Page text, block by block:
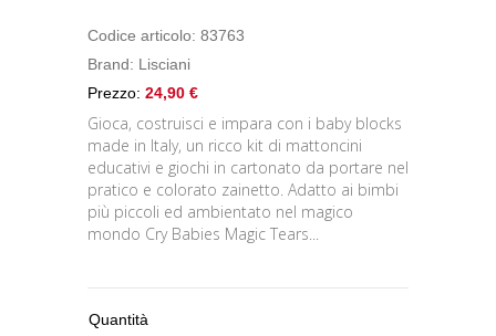
Codice articolo: 83763
Brand: Lisciani
Prezzo: 24,90 €
Gioca, costruisci e impara con i baby blocks
made in Italy, un ricco kit di mattoncini
educativi e giochi in cartonato da portare nel
pratico e colorato zainetto. Adatto ai bimbi
più piccoli ed ambientato nel magico
mondo Cry Babies Magic Tears...
Quantità